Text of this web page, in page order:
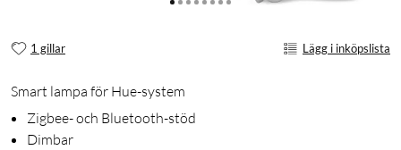
1 gillar Lägg i inköpslista
Smart lampa för Hue-system
Zigbee- och Bluetooth-stöd
Dimbar